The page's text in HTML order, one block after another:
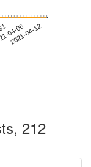
04-06
2021-04-12
212